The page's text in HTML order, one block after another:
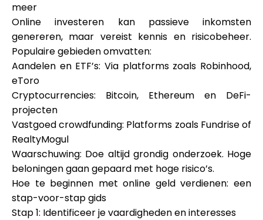
meer
Online investeren kan passieve inkomsten
genereren, maar vereist kennis en risicobeheer.
Populaire gebieden omvatten:
Aandelen en ETF’s: Via platforms zoals Robinhood,
eToro
Cryptocurrencies: Bitcoin, Ethereum en DeFi-
projecten
Vastgoed crowdfunding: Platforms zoals Fundrise of
RealtyMogul
Waarschuwing: Doe altijd grondig onderzoek. Hoge
beloningen gaan gepaard met hoge risico’s.
Hoe te beginnen met online geld verdienen: een
stap-voor-stap gids
Stap 1: Identificeer je vaardigheden en interesses